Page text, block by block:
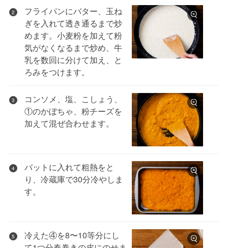
2
フライパンにバター、玉ね
ぎを入れて透き通るまで炒
めます。小麦粉を加えて粉
気がなくなるまで炒め、牛
乳を数回に分けて加え、と
ろみをつけます。
3
コンソメ、塩、こしょう、
①のかぼちゃ、粉チーズを
加えて混ぜ合わせます。
4
バットに入れて粗熱をと
り、冷蔵庫で30分冷やしま
す。
5
冷えた④を8〜10等分にし